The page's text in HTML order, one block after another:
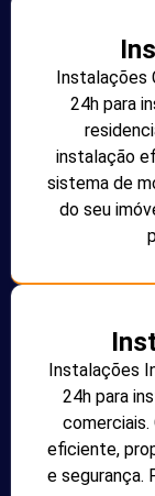
Instalações
24h para
instalação
sistema de
do seu
Instalações
24h para
comerciais.
eficiente,
e segurança.